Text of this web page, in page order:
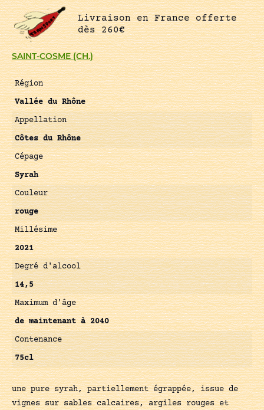
SAINT-COSME (CH.)
Région
Vallée du Rhône
Appellation
Côtes du Rhône
Cépage
Syrah
Couleur
rouge
Millésime
2021
Degré d'alcool
14,5
Maximum d'âge
de maintenant à 2040
Contenance
75cl
une pure syrah, partiellement égrappée, issue de
vignes sur sables calcaires, argiles rouges et
Livraison en France offerte
dès 260€